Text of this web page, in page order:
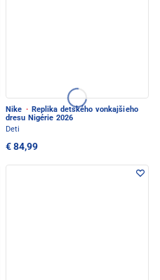
Nike · Replika detského vonkajšieho
dresu Nigérie 2026
Deti
€ 84,99